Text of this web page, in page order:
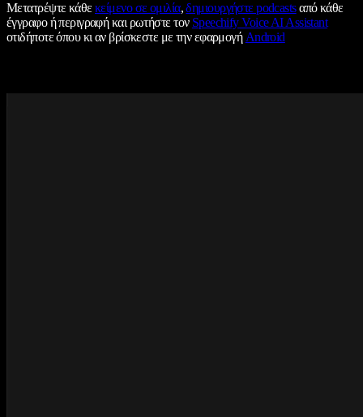
Μετατρέψτε κάθεκείμενο σε ομιλία,δημιουργήστε podcastsαπό κάθε
έγγραφο ή περιγραφή και ρωτήστε τον Speechify Voice AI Assistant
οτιδήποτε όπου κι αν βρίσκεστε με την εφαρμογήAndroid